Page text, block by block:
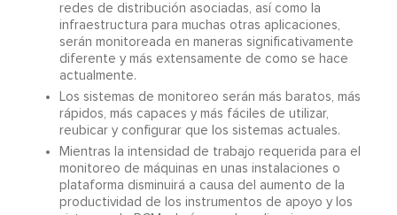
redes de distribución asociadas, así como la
infraestructura para muchas otras aplicaciones,
serán monitoreada en maneras significativamente
diferente y más extensamente de como se hace
actualmente.
Los sistemas de monitoreo serán más baratos, más
rápidos, más capaces y más fáciles de utilizar,
reubicar y configurar que los sistemas actuales.
Mientras la intensidad de trabajo requerida para el
monitoreo de máquinas en unas instalaciones o
plataforma disminuirá a causa del aumento de la
productividad de los instrumentos de apoyo y los